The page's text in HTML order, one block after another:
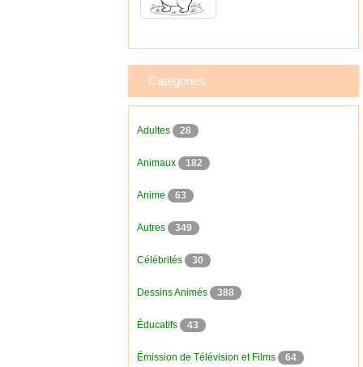
Catégories
Adultes 28
Animaux 182
Anime 63
Autres 349
Célébrités 30
Dessins Animés 388
Éducatifs 43
Émission de Télévision et Films 64